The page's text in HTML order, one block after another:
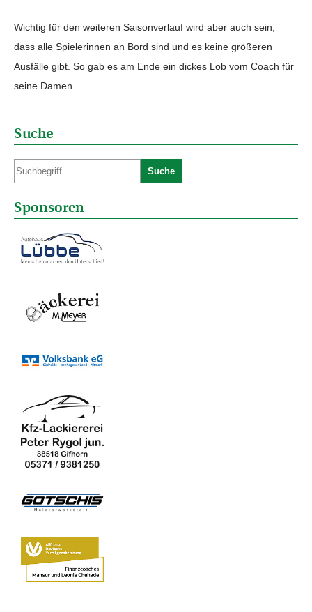
Wichtig für den weiteren Saisonverlauf wird aber auch sein,
dass alle Spielerinnen an Bord sind und es keine größeren
Ausfälle gibt. So gab es am Ende ein dickes Lob vom Coach für
seine Damen.
Suche
Suche
Sponsoren